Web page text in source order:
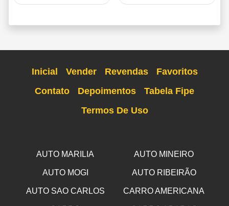
Inicial Vender Revendas
Favoritos
Contato
Depoimentos
Tabela Fipe
Termos De Uso
AUTO MARILIA AUTO MINEIRO
AUTO MOGI AUTO RIBEIRÃO
AUTO SAO CARLOS CARRO AMERICANA